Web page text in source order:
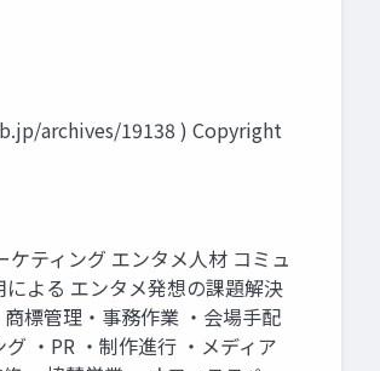
archives/19138 ) Copyright
ティング エンタメ人材 コミュ
よる エンタメ発想の課題解決
標管理・事務作業 ・会場手配
・PR ・制作進行 ・メディア